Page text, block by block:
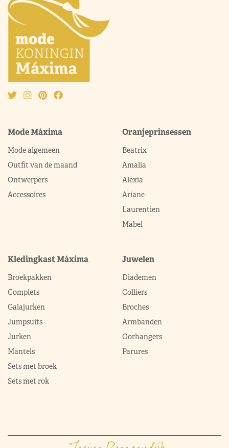
Mode Máxima
Mode algemeen
Outfit van de maand
Ontwerpers
Accessoires
Oranjeprinsessen
Beatrix
Amalia
Alexia
Ariane
Laurentien
Mabel
Kledingkast Máxima
Broekpakken
Complets
Galajurken
Jumpsuits
Jurken
Mantels
Sets met broek
Sets met rok
Juwelen
Diademen
Colliers
Broches
Armbanden
Oorhangers
Parures